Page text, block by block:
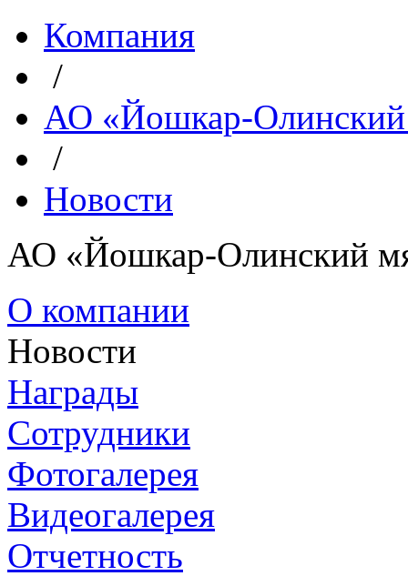
Компания
/
АО «Йошкар-Олинский
/
Новости
АО «Йошкар-Олинский
О компании
Новости
Награды
Сотрудники
Фотогалерея
Видеогалерея
Отчетность